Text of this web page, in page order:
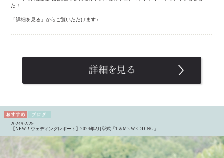
た！
「詳細を見る」からご覧いただけます♪
2024/02/29
【NEW！ウェディングレポート】2024年2月挙式「T＆M's WEDDING」